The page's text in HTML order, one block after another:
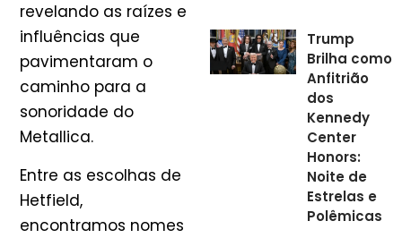
revelando as raízes e
influências que
pavimentaram o
caminho para a
sonoridade do
Metallica.
Entre as escolhas de
Hetfield,
encontramos nomes
Trump
Brilha como
Anfitrião
dos
Kennedy
Center
Honors:
Noite de
Estrelas e
Polêmicas